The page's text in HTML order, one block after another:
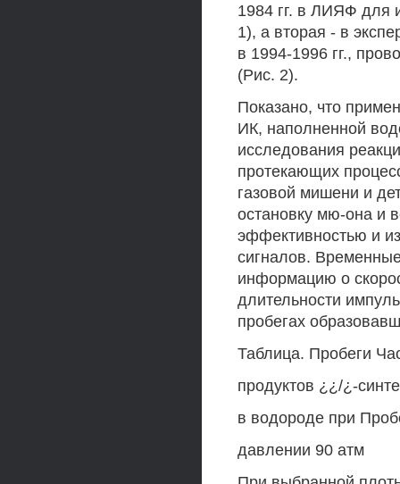
1984 гг. в ЛИЯФ для
1), а вторая - в
в 1994-1996 гг.,
(Рис. 2).
Показано, что
ИК, наполненной
исследования
протекающих
газовой мишени и
остановку мю-она и
эффективностью и
сигналов.
информацию о
длительности
пробегах
Таблица. Пробеги
продуктов ¿¿/¿-
в водороде при
давлении 90 атм